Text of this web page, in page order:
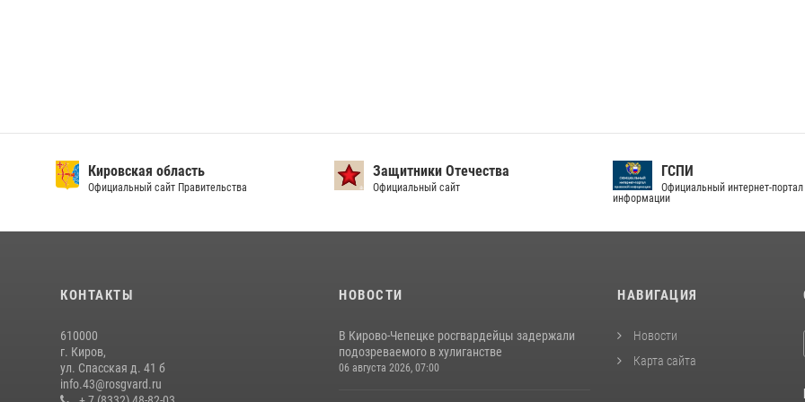
Кировская область
Официальный сайт Правительства
Защитники Отечества
Официальный сайт
ГСПИ
Официальный интернет-
информации
КОНТАКТЫ
610000
г. Киров,
ул. Спасская д. 41 б
info.43@rosgvard.ru
НОВОСТИ
В Кирово-Чепецке росгвардейцы задержали
подозреваемого в хулиганстве
06 августа 2026, 07:00
НАВИГАЦИЯ
Новости
Карта сайта